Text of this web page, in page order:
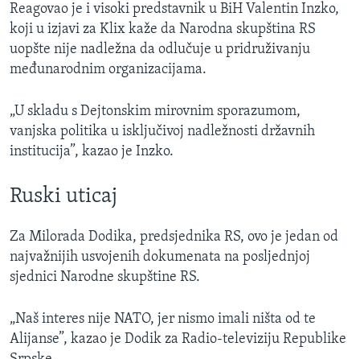
Reagovao je i visoki predstavnik u BiH Valentin Inzko,
koji u izjavi za Klix kaže da Narodna skupština RS
uopšte nije nadležna da odlučuje u pridruživanju
međunarodnim organizacijama.
„U skladu s Dejtonskim mirovnim sporazumom,
vanjska politika u isključivoj nadležnosti državnih
institucija”, kazao je Inzko.
Ruski uticaj
Za Milorada Dodika, predsjednika RS, ovo je jedan od
najvažnijih usvojenih dokumenata na posljednjoj
sjednici Narodne skupštine RS.
„Naš interes nije NATO, jer nismo imali ništa od te
Alijanse”, kazao je Dodik za Radio-televiziju Republike